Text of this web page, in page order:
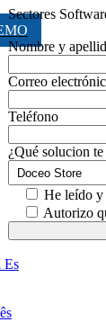
Sectores
Nombre y
Correo
Teléfono
¿Qué solucion te
He leído y
Autorizo
Es